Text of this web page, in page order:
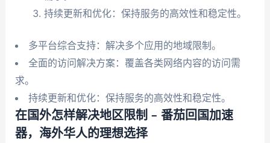
持续更新和优化：保持服务的高效性和稳定性。
多平台综合支持：解决多个应用的地域限制。
全面的访问解决方案：覆盖各类网络内容的访问需
求。
持续更新和优化：保持服务的高效性和稳定性。
在国外怎样解决地区限制 – 番茄回国加速
器，海外华人的理想选择